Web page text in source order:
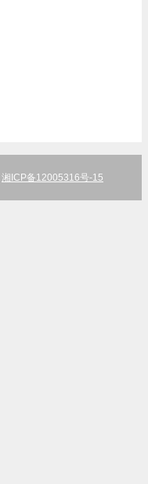
湘ICP备12005316号-15